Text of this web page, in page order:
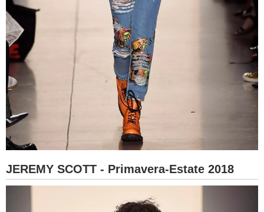
JEREMY SCOTT - Primavera-Estate 2018